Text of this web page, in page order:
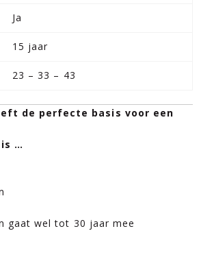
Ja
15 jaar
23 – 33 – 43
de perfecte basis voor een
…
gaat wel tot 30 jaar mee